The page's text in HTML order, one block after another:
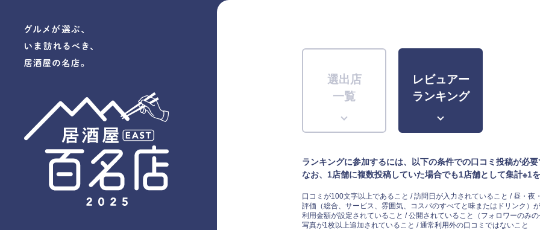
選出店
一覧
レビュアー
ランキング
ランキングに参加するには、以下の条件での口コミ投稿が必要
なお、1店舗に複数投稿していた場合でも1店舗として集計※1を
口コミが100文字以上であること / 訪問日が入力されていること / 昼・夜
評価（総合、サービス、雰囲気、コスパのすべてと味またはドリンク）
利用金額が設定されていること / 公開されていること（フォロワーのみの
写真が1枚以上追加されていること / 通常利用外の口コミではないこと